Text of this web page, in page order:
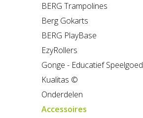
BERG Trampolines
Berg Gokarts
BERG PlayBase
EzyRollers
Gonge - Educatief Speelgoed
Kualitas ©
Onderdelen
Accessoires